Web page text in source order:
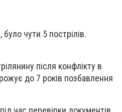
чути 5 пострілів.
після конфлікту в
до 7 років позбавлення